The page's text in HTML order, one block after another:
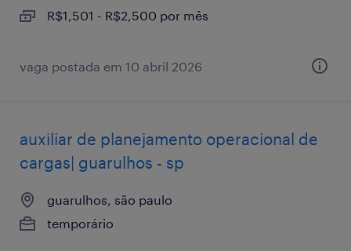
R$1,501 - R$2,500 por mês
vaga postada em 10 abril 2026
auxiliar de planejamento operacional de
cargas| guarulhos - sp
guarulhos, são paulo
temporário